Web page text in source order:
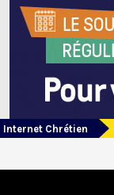
Internet Chrétien